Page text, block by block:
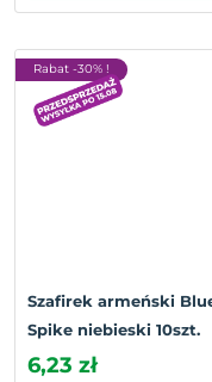
Rabat -30% !
Szafirek armeński
Spike niebieski 10szt.
6,23 zł